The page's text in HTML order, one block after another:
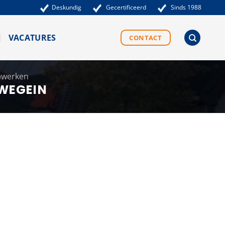
Deskundig Gecertificeerd Sinds 1988
VACATURES CONTACT